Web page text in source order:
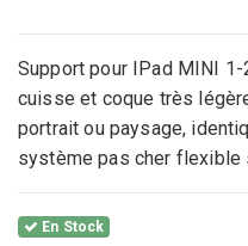
Support pour IPad MINI 1-
cuisse et coque très
portrait ou paysage,
système pas cher flexible
En Stock